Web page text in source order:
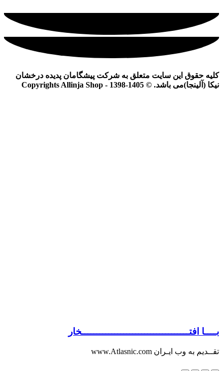
کلیه حقوق این سایت متعلق به شرکت پیشگامان پدیده درخشان
نیکا (آلینجا)می باشد. © Copyrights Allinja Shop - 1398-1405
بــــا افتــــــــــــــــــــــــــــــــــــخار
تقــدیم به وب ایـران www.Atlasnic.com